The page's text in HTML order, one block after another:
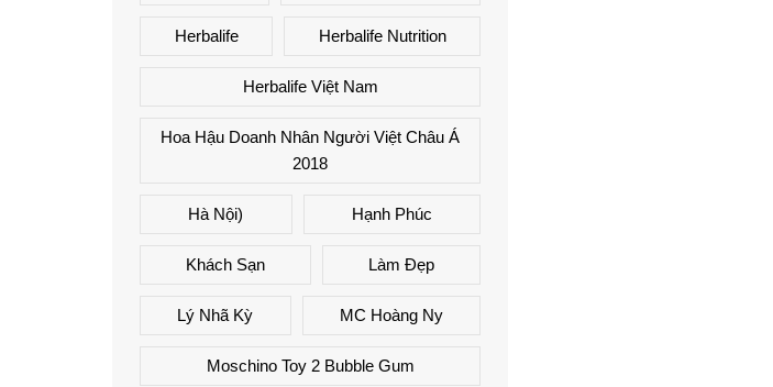
Herbalife Herbalife Nutrition
Herbalife Việt Nam
Hoa Hậu Doanh Nhân Người Việt Châu Á
2018
Hà Nội) Hạnh Phúc
Khách Sạn Làm Đẹp
Lý Nhã Kỳ MC Hoàng Ny
Moschino Toy 2 Bubble Gum